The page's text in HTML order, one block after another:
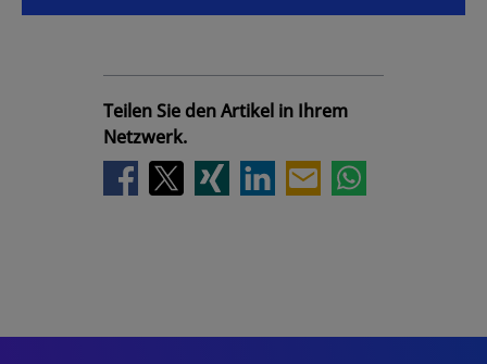
Teilen Sie den Artikel in Ihrem
Netzwerk.